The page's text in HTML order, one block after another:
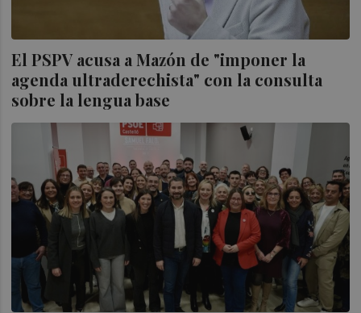
El PSPV acusa a Mazón de "imponer la
agenda ultraderechista" con la consulta
sobre la lengua base